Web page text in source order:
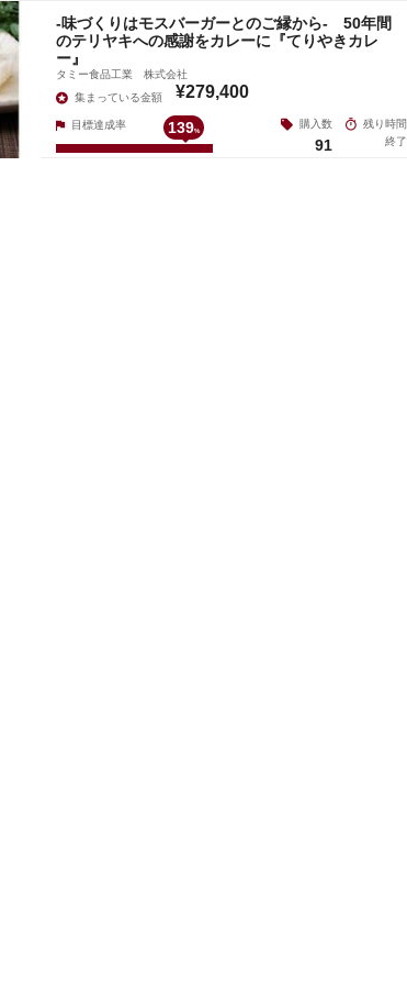
-味づくりはモスバーガーとのご縁から- 50年間
のテリヤキへの感謝をカレーに『てりやきカレ
ー』
タミー食品工業 株式会社
集まっている金額
¥279,400
目標達成率 139%
購入数
91
残り時間
終了